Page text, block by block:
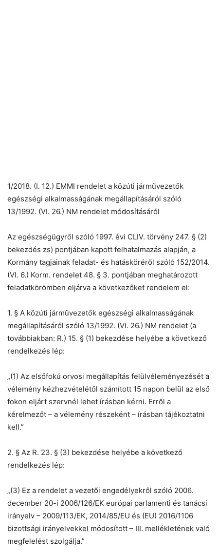
1/2018. (I. 12.) EMMI rendelet a közúti járművezetők
egészségi alkalmasságának megállapításáról szóló
13/1992. (VI. 26.) NM rendelet módosításáról
Az egészségügyről szóló 1997. évi CLIV. törvény 247. § (2)
bekezdés zs) pontjában kapott felhatalmazás alapján, a
Kormány tagjainak feladat- és hatásköréről szóló 152/2014.
(VI. 6.) Korm. rendelet 48. § 3. pontjában meghatározott
feladatkörömben eljárva a következőket rendelem el:
1. § A közúti járművezetők egészségi alkalmasságának
megállapításáról szóló 13/1992. (VI. 26.) NM rendelet (a
továbbiakban: R.) 15. § (1) bekezdése helyébe a következő
rendelkezés lép:
„(1) Az elsőfokú orvosi megállapítás felülvéleményezését a
vélemény kézhezvételétől számított 15 napon belül az első
fokon eljárt szervnél lehet írásban kérni. Erről a
kérelmezőt – a vélemény részeként – írásban tájékoztatni
kell.”
2. § Az R. 23. § (3) bekezdése helyébe a következő
rendelkezés lép:
„(3) Ez a rendelet a vezetői engedélyekről szóló 2006.
december 20-i 2006/126/EK európai parlamenti és tanácsi
irányelv – 2009/113/EK, 2014/85/EU és (EU) 2016/1106
bizottsági irányelvekkel módosított – III. mellékletének való
megfelelést szolgálja.”